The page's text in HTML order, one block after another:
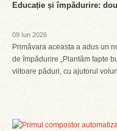
Educație și împădurire:
09 Iun 2026
Primăvara aceasta a adus un
de împădurire „Plantăm fapte
viitoare păduri, cu ajutorul